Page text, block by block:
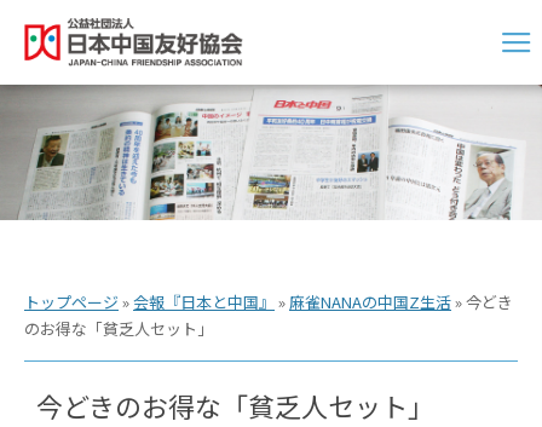
トップページ »会報『日本と中国』 »麻雀NANAの中国Z生活»今どき
のお得な「貧乏人セット」
今どきのお得な「貧乏人セット」